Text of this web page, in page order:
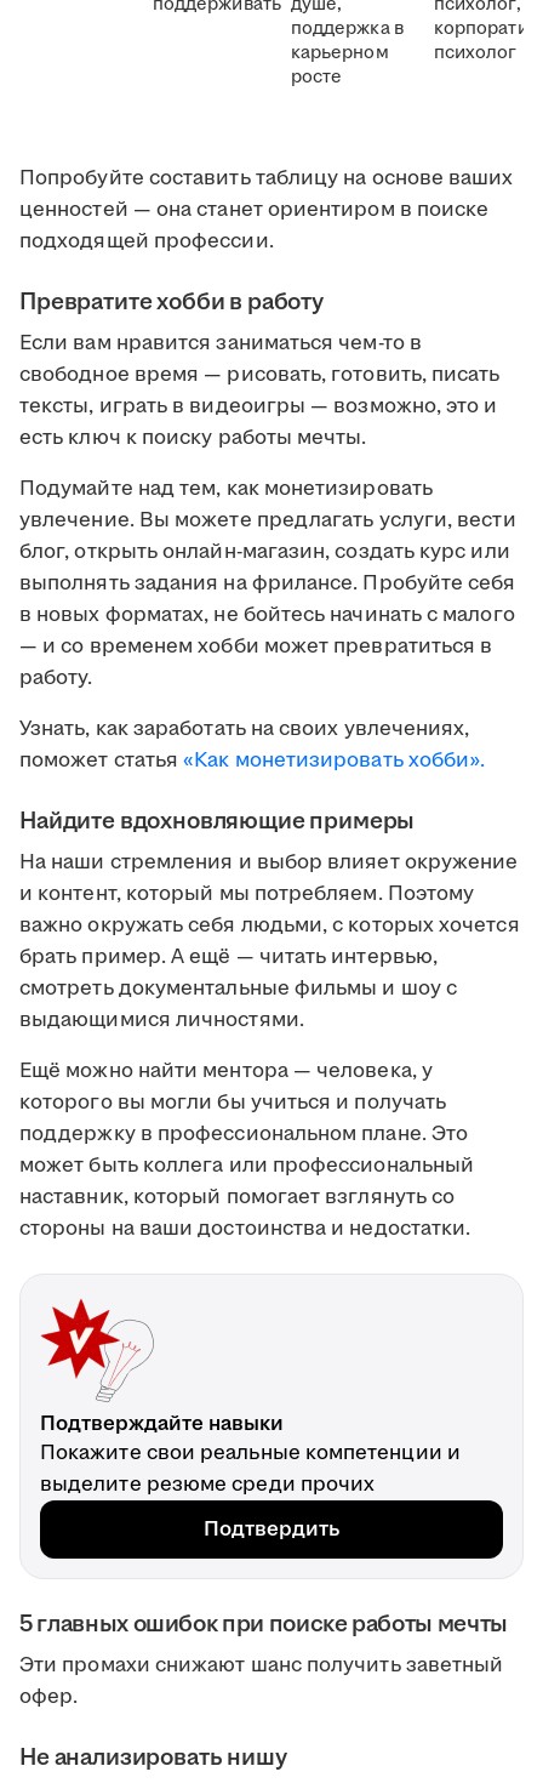
поддержка в
карьерном
росте
психолог
Попробуйте составить таблицу на основе ваших
ценностей — она станет ориентиром в поиске
подходящей профессии.
Превратите хобби в работу
Если вам нравится заниматься чем-то в
свободное время — рисовать, готовить, писать
тексты, играть в видеоигры — возможно, это и
есть ключ к поиску работы мечты.
Подумайте над тем, как монетизировать
увлечение. Вы можете предлагать услуги, вести
блог, открыть онлайн-магазин, создать курс или
выполнять задания на фрилансе. Пробуйте себя
в новых форматах, не бойтесь начинать с малого
— и со временем хобби может превратиться в
работу.
Узнать, как заработать на своих увлечениях,
поможет статья«Как монетизировать хобби».
Найдите вдохновляющие примеры
На наши стремления и выбор влияет окружение
и контент, который мы потребляем. Поэтому
важно окружать себя людьми, с которых хочется
брать пример. А ещё — читать интервью,
смотреть документальные фильмы и шоу с
выдающимися личностями.
Ещё можно найти ментора — человека, у
которого вы могли бы учиться и получать
поддержку в профессиональном плане. Это
может быть коллега или профессиональный
наставник, который помогает взглянуть со
стороны на ваши достоинства и недостатки.
Подтверждайте навыки
Покажите свои реальные компетенции и
выделите резюме среди прочих
Подтвердить
5 главных ошибок при поиске работы мечты
Эти промахи снижают шанс получить заветный
офер.
Не анализировать нишу